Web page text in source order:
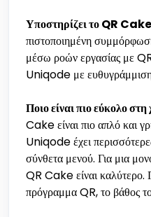
Υποστηρίζει το QR
πιστοποιημένη
μέσω ροών εργασίας με
Uniqode με ευθυγράμμιση
Ποιο είναι πιο εύκολο
Cake είναι πιο απλό και
Uniqode έχει
σύνθετα μενού. Για μια
QR Cake είναι καλύτερο.
πρόγραμμα QR, το βάθος